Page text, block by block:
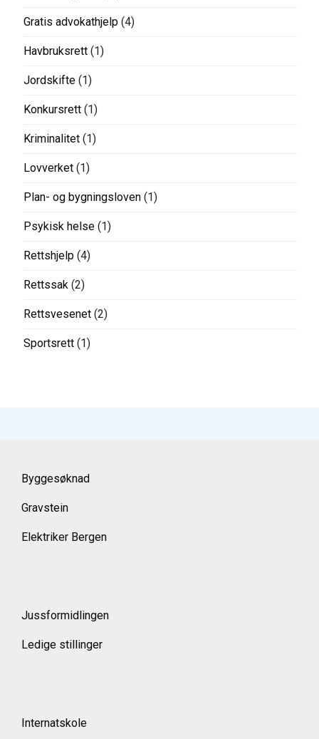
Gratis advokathjelp (4)
Havbruksrett (1)
Jordskifte (1)
Konkursrett (1)
Kriminalitet (1)
Lovverket (1)
Plan- og bygningsloven (1)
Psykisk helse (1)
Rettshjelp (4)
Rettssak (2)
Rettsvesenet (2)
Sportsrett (1)
Byggesøknad
Gravstein
Elektriker Bergen
Jussformidlingen
Ledige stillinger
Internatskole